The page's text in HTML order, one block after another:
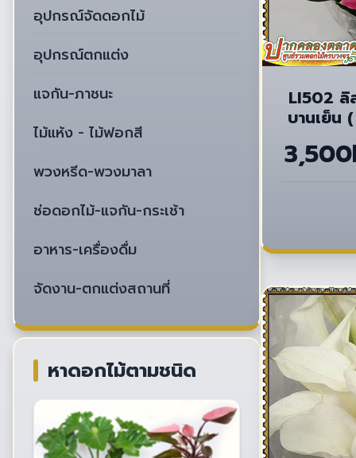
อุปกรณ์จัดดอกไม้
อุปกรณ์ตกแต่ง
แจกัน-ภาชนะ
ไม้แห้ง - ไม้ฟอกสี
พวงหรีด-พวงมาลา
ช่อดอกไม้-แจกัน-กระเช้า
อาหาร-เครื่องดื่ม
จัดงาน-ตกแต่งสถานที่
หาดอกไม้ตามชนิด
LI502
บานเย็น